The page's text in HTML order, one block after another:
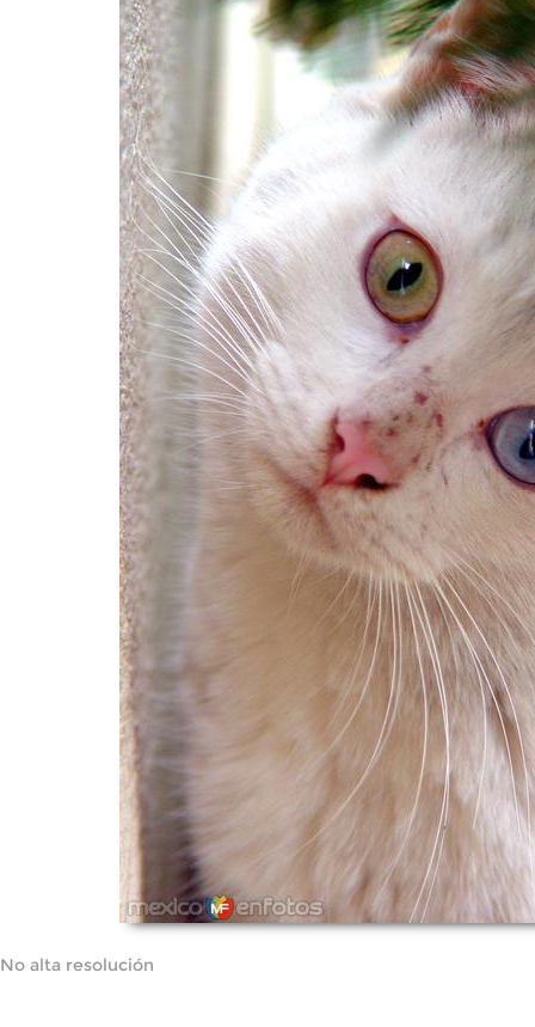
No alta resolución